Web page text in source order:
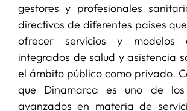
gestores y profesionales
directivos de diferentes países
ofrecer servicios y modelos
integrados de salud y asistencia
el ámbito público como privado.
que Dinamarca es uno de
avanzados en materia de